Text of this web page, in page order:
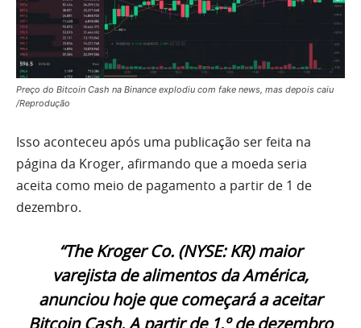
Preço do Bitcoin Cash na Binance explodiu com fake news, mas depois caiu
/Reprodução
Isso aconteceu após uma publicação ser feita na
página da Kroger, afirmando que a moeda seria
aceita como meio de pagamento a partir de 1 de
dezembro.
“The Kroger Co. (NYSE: KR) maior
varejista de alimentos da América,
anunciou hoje que começará a aceitar